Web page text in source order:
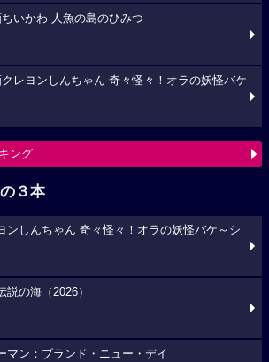
いかわ 人魚の島のひみつ
レヨンしんちゃん 奇々怪々！オラの妖怪バケ
ング
３本
ンしんちゃん 奇々怪々！オラの妖怪バケ～シ
説の海（2026）
マン：ブランド・ニュー・デイ